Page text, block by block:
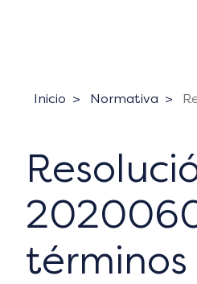
Inicio Normativa
términos